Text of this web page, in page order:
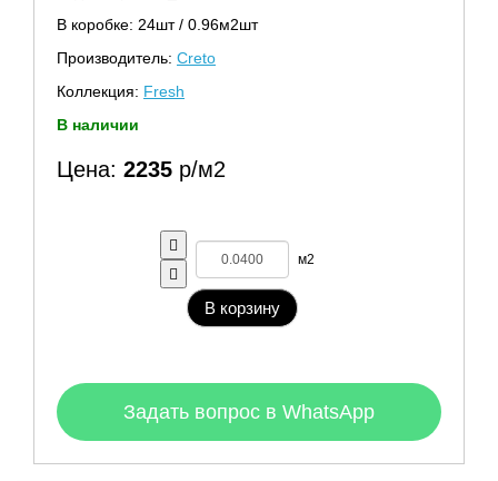
В коробке: 24шт / 0.96м2шт
Производитель: Creto
Коллекция: Fresh
В наличии
Цена: 2235 р/м2
м2
В корзину
Задать вопрос в WhatsApp